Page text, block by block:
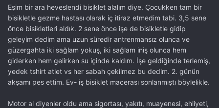
Eşim bir ara heveslendi bisiklet alalım diye. Çocukken tam bir
bisikletle gezme hastası olarak iç itiraz etmedim tabi. 3,5 sene
önce bisikletleri aldık. 2 sene önce işe de bisikletle gidip
geleyim dedim ama uzun süredir antrenmansız olunca ve
güzergahta iki sağlam yokuş, iki sağlam iniş olunca hem
giderken hem gelirken su içinde kaldım. İşe geldiğinde terlemiş,
yedek tshirt atlet vs her sabah çekilmez bu dedim. 2. günün
akşamı pes ettim. Ev- iş bisiklet macerası sonlanmıştı böylelikle.
Motor al diyenler oldu ama sigortası, yakıtı, muayenesi, ehliyeti,